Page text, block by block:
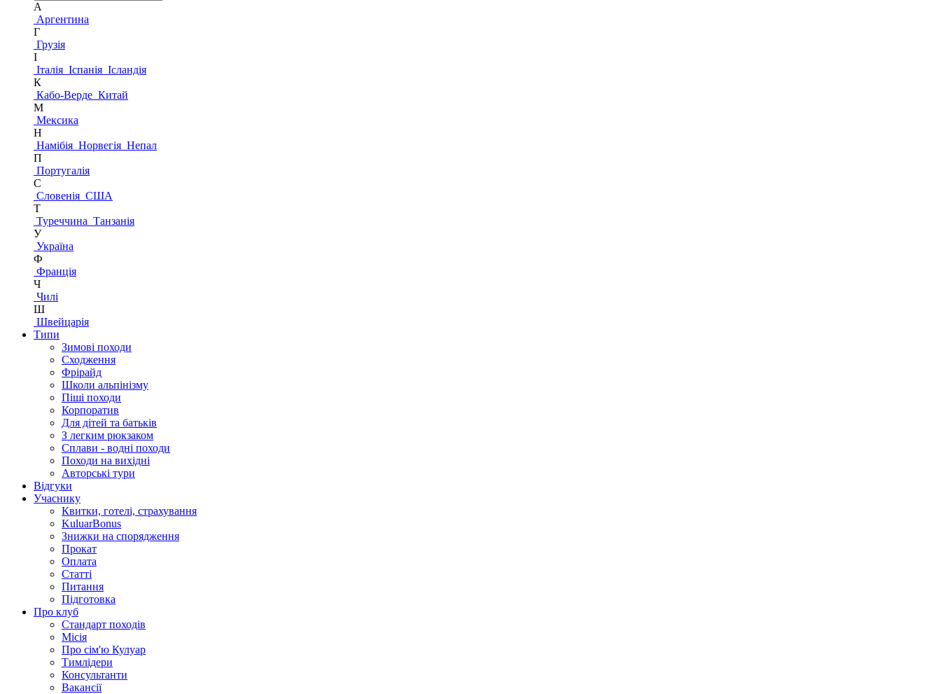
А
Аргентина
Г
Грузія
І
Італія Іспанія Ісландія
К
Кабо-Верде Китай
М
Мексика
Н
Намібія Норвегія Непал
П
Португалія
С
Словенія США
Т
Туреччина Танзанія
У
Україна
Ф
Франція
Ч
Чилі
Ш
Швейцарія
Типи
Зимові походи
Сходження
Фрірайд
Школи альпінізму
Піші походи
Корпоратив
Для дітей та батьків
З легким рюкзаком
Сплави - водні походи
Походи на вихідні
Авторські тури
Відгуки
Учаснику
Квитки, готелі, страхування
KuluarBonus
Знижки на спорядження
Прокат
Оплата
Статті
Питання
Підготовка
Про клуб
Стандарт походів
Місія
Про сім'ю Кулуар
Тимлідери
Консультанти
Вакансії